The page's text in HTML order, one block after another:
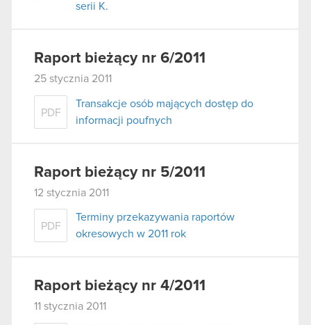
serii K.
Raport bieżący nr 6/2011
25 stycznia 2011
PDF
Transakcje osób mających dostęp do
informacji poufnych
Raport bieżący nr 5/2011
12 stycznia 2011
PDF
Terminy przekazywania raportów
okresowych w 2011 rok
Raport bieżący nr 4/2011
11 stycznia 2011